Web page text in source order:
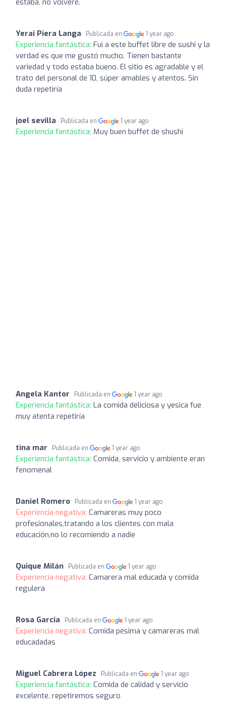
Yerai Piera Langa Publicada en 1 year ago
Experiencia fantástica: Fui a este buffet libre de sushi y la
verdad es que me gustó mucho. Tienen bastante
variedad y todo estaba bueno. El sitio es agradable y el
trato del personal de 10, súper amables y atentos. Sin
duda repetiría
joel sevilla Publicada en 1 year ago
Experiencia fantástica: Muy buen buffet de shushi
Angela Kantor Publicada en 1 year ago
Experiencia fantástica: La comida deliciosa y yesica fue
muy atenta repetiría
tina mar Publicada en 1 year ago
Experiencia fantástica: Comida, servicio y ambiente eran
fenomenal
Daniel Romero Publicada en 1 year ago
Experiencia negativa: Camareras muy poco
profesionales,tratando a los clientes con mala
educación,no lo recomiendo a nadie
Quique Milán Publicada en 1 year ago
Experiencia negativa: Camarera mal educada y comida
regulera
Rosa Garcia Publicada en 1 year ago
Experiencia negativa: Comida pésima y camareras mal
educadadas
Miguel Cabrera López Publicada en 1 year ago
Experiencia fantástica: Comida de calidad y servicio
excelente, repetiremos seguro